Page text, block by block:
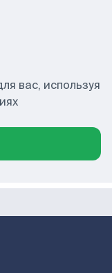
вас, используя